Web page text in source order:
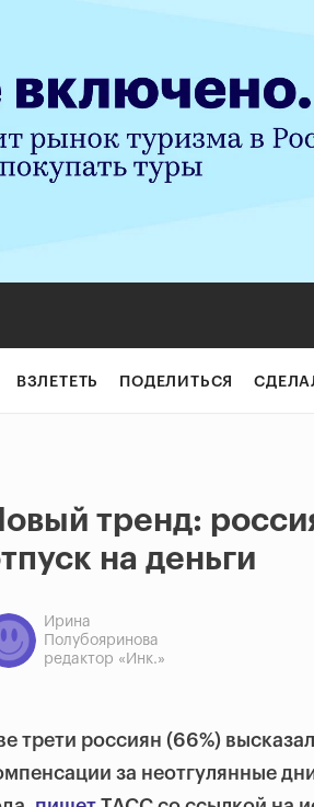
ВЗЛЕТЕТЬ ПОДЕЛИТЬСЯ
тренд:
на деньги
Ирина
Полубояринова
редактор «Инк.»
трети россиян (66%)
за неотгулянные